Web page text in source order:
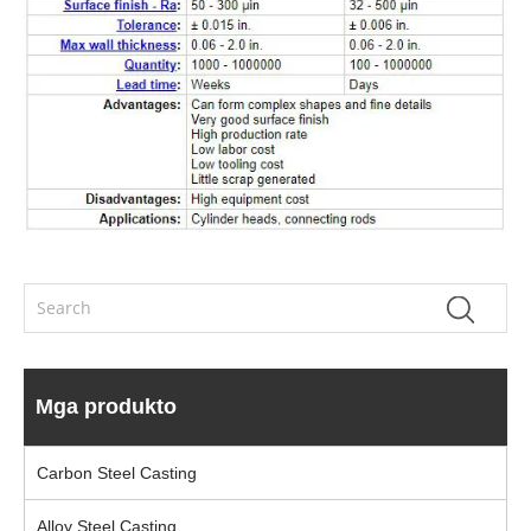
Mga produkto
Carbon Steel Casting
Alloy Steel Casting